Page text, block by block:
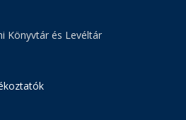
Könyvtár és Levéltár